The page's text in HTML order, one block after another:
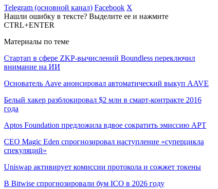
Telegram (основной канал) Facebook X
Нашли ошибку в тексте? Выделите ее и нажмите
CTRL+ENTER
Материалы по теме
Стартап в сфере ZKP-вычислений Boundless переключил
внимание на ИИ
Основатель Aave анонсировал автоматический выкуп AAVE
Белый хакер разблокировал $2 млн в смарт-контракте 2016
года
Aptos Foundation предложила вдвое сократить эмиссию APT
CEO Magic Eden спрогнозировал наступление «суперцикла
спекуляций»
Uniswap активирует комиссии протокола и сожжет токены
В Bitwise спрогнозировали бум ICO в 2026 году